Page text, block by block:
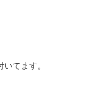
てます。